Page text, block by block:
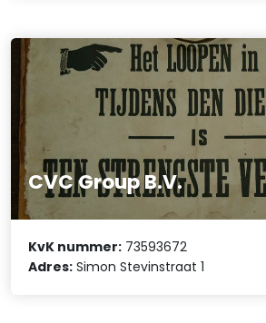
CVC Group B.V.
KvK nummer: 73593672
Adres: Simon Stevinstraat 1